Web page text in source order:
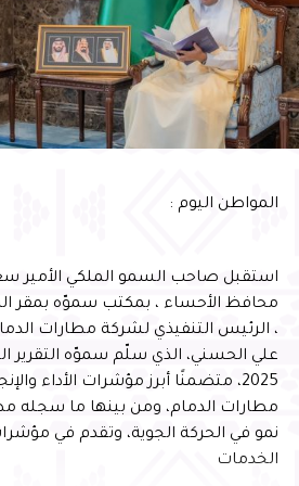
RELATED TOPICS:
UP
مضادة للشيخوخة”.. الحلم
المتفوقين الـ 39
المواطن اليوم :
استقبل صاحب السمو الملكي الأمير
محافظ الأحساء ، بمكتب سموّه بمقر
، الرئيس التنفيذي لشركة مطارات
علي الحسني، الذي سلّم سموّه التقرير
2025، متضمنًا أبرز مؤشرات الأداء
مطارات الدمام، ومن بينها ما سجله
نمو في الحركة الجوية، وتقدم في
الخدمات